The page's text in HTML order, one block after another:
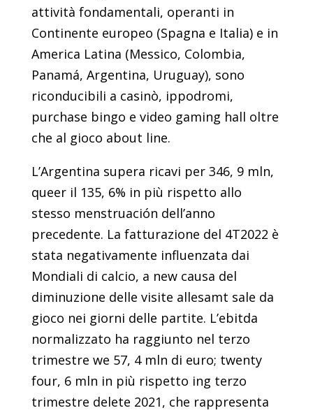
attività fondamentali, operanti in
Continente europeo (Spagna e Italia) e in
America Latina (Messico, Colombia,
Panamá, Argentina, Uruguay), sono
riconducibili a casinò, ippodromi,
purchase bingo e video gaming hall oltre
che al gioco about line.
L’Argentina supera ricavi per 346, 9 mln,
queer il 135, 6% in più rispetto allo
stesso menstruación dell’anno
precedente. La fatturazione del 4T2022 è
stata negativamente influenzata dai
Mondiali di calcio, a new causa del
diminuzione delle visite allesamt sale da
gioco nei giorni delle partite. L’ebitda
normalizzato ha raggiunto nel terzo
trimestre we 57, 4 mln di euro; twenty
four, 6 mln in più rispetto ing terzo
trimestre delete 2021, che rappresenta